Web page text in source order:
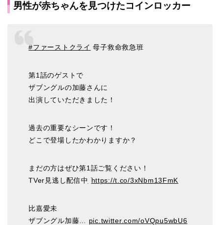
男性が赤ちゃんを見つけたコインロッカー
#ファーストクライ 母子救命救急班
第1話のゲストで
ザブングルの加藤さんに
出演していただきました！
過去の重要なシーンです！
どこで登場したかわかりますか？
まだの方はぜひ第1話ご覧ください！
TVer見逃し配信中ִ ࣪https://t.co/3xNbm13FmK
比嘉愛未
ザブングル加藤… pic.twitter.com/oVQpu5wbU6